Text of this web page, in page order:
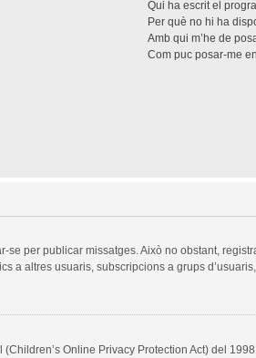
Qui ha escrit el
Per què no hi ha
Amb qui m’he de
Com puc posar-me
per publicar missatges. Això no obstant,
a altres usuaris, subscripcions a grups
Online Privacy Protection Act) del